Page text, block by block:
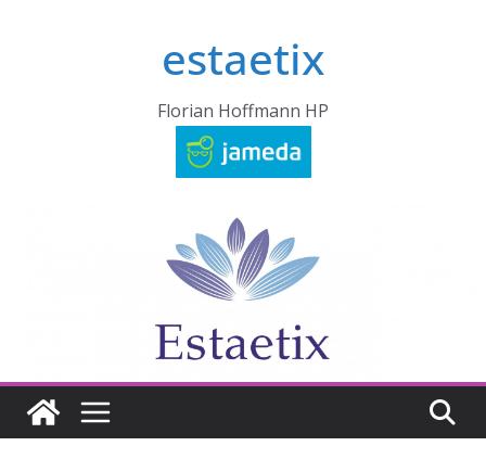
estaetix
Florian Hoffmann HP